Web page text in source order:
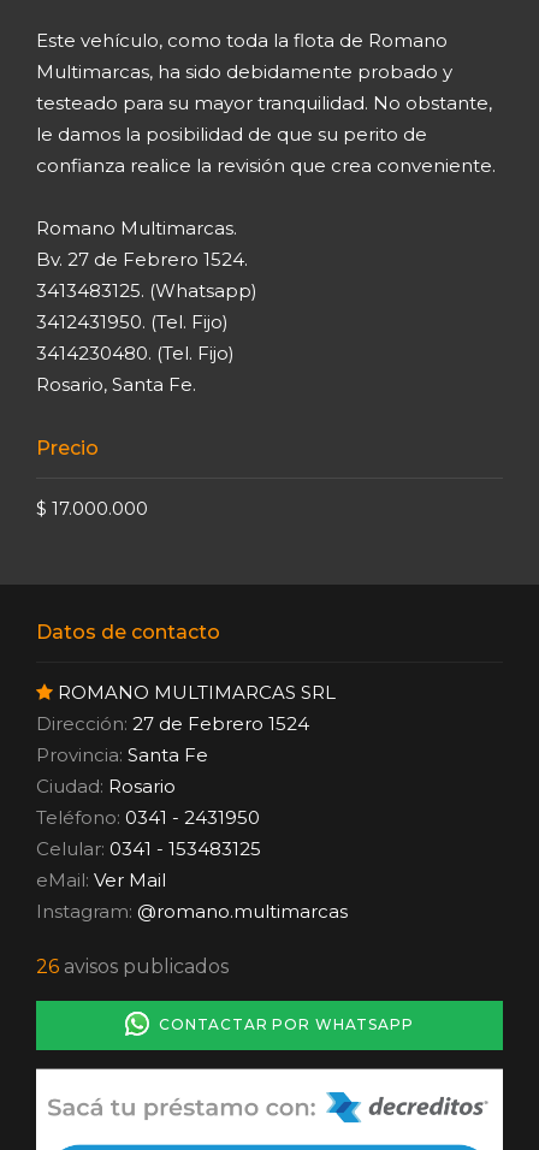
Este vehículo, como toda la flota de Romano
Multimarcas, ha sido debidamente probado y
testeado para su mayor tranquilidad. No obstante,
le damos la posibilidad de que su perito de
confianza realice la revisión que crea conveniente.
Romano Multimarcas.
Bv. 27 de Febrero 1524.
3413483125. (Whatsapp)
3412431950. (Tel. Fijo)
3414230480. (Tel. Fijo)
Rosario, Santa Fe.
Precio
$ 17.000.000
Datos de contacto
ROMANO MULTIMARCAS SRL
Dirección: 27 de Febrero 1524
Provincia: Santa Fe
Ciudad: Rosario
Teléfono: 0341 - 2431950
Celular: 0341 - 153483125
eMail: Ver Mail
Instagram: @romano.multimarcas
26 avisos publicados
CONTACTAR POR WHATSAPP